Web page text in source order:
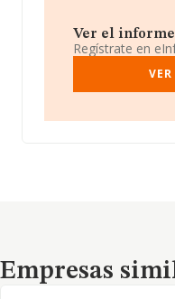
Ver el
Regístrate en
Empresas similares
Empresas